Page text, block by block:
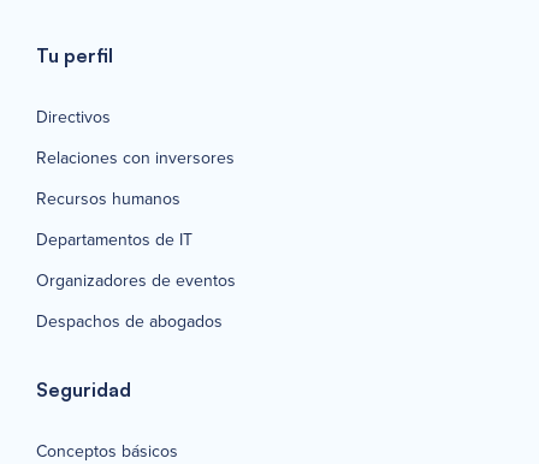
Tu perfil
Directivos
Relaciones con inversores
Recursos humanos
Departamentos de IT
Organizadores de eventos
Despachos de abogados
Seguridad
Conceptos básicos